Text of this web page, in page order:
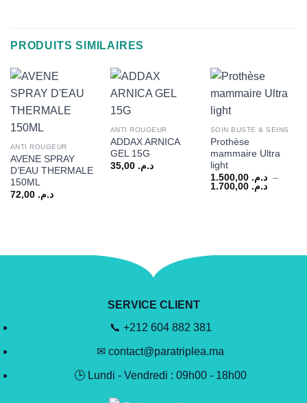
PRODUITS SIMILAIRES
ANTI ROUGEUR
AVENE SPRAY
D’EAU THERMALE
150ML
د.م. 72,00
ANTI ROUGEUR
ADDAX ARNICA
GEL 15G
د.م. 35,00
SOIN BUSTE & SEINS
Prothèse
mammaire Ultra
light
د.م. 1.500,00
–
د.م. 1.700,00
Plage
SERVICE CLIENT
📞 +212 604 882 381
✉ contact@paratriplea.ma
🕒 Lundi - Vendredi : 09h00 - 18h00